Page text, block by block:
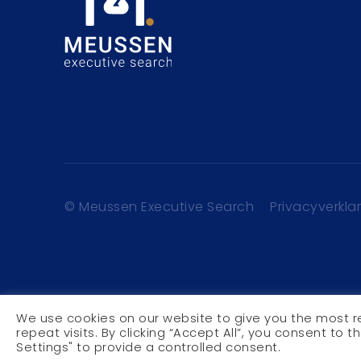
© Meussen Executive Search
We use cookies on our website to give you the most
repeat visits. By clicking “Accept All”, you consent to
Settings" to provide a controlled consent.